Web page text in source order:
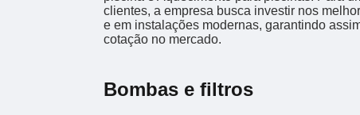
clientes, a empresa busca investir nos
e em instalações modernas, garantindo
cotação no mercado.
Bombas e filtros